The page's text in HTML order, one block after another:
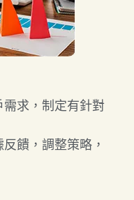
需求，制定有針對
饋，調整策略，